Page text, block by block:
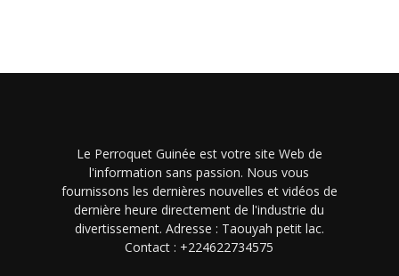
Le Perroquet Guinée est votre site Web de
l'information sans passion. Nous vous
fournissons les dernières nouvelles et vidéos de
dernière heure directement de l'industrie du
divertissement. Adresse : Taouyah petit lac.
Contact : +224622734575